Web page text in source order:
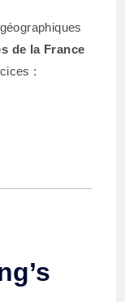
de la France
: